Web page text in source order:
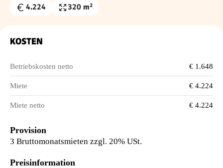
Gesamtmiete
4.224
Nutzfläche
320 m²
KOSTEN
Betriebskosten netto € 1.648
Miete € 4.224
Miete netto € 4.224
Provision
3 Bruttomonatsmieten zzgl. 20% USt.
Preisinformation